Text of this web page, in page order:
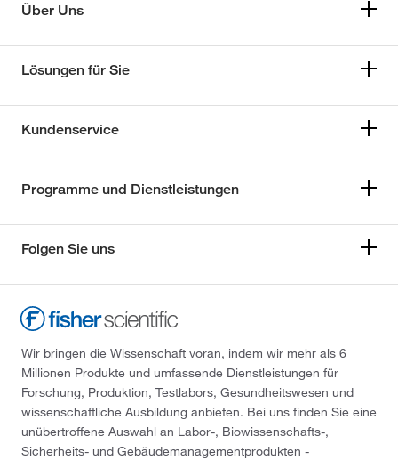
Über Uns
Lösungen für Sie
Kundenservice
Programme und Dienstleistungen
Folgen Sie uns
Wir bringen die Wissenschaft voran, indem wir mehr als 6
Millionen Produkte und umfassende Dienstleistungen für
Forschung, Produktion, Testlabors, Gesundheitswesen und
wissenschaftliche Ausbildung anbieten. Bei uns finden Sie eine
unübertroffene Auswahl an Labor-, Biowissenschafts-,
Sicherheits- und Gebäudemanagementprodukten -